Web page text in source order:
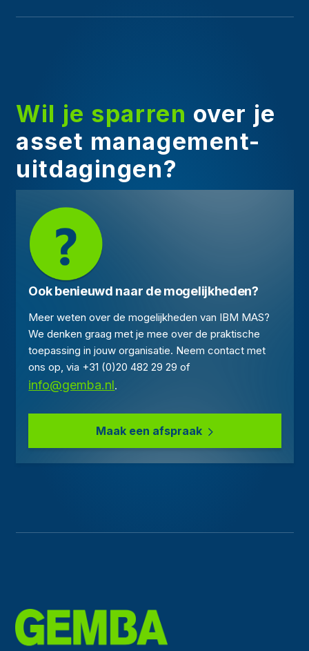
Wil je sparren over je
asset management-
uitdagingen?
Ook benieuwd naar de mogelijkheden?
Meer weten over de mogelijkheden van IBM MAS?
We denken graag met je mee over de praktische
toepassing in jouw organisatie. Neem contact met
ons op, via +31 (0)20 482 29 29 of
info@gemba.nl.
Maak een afspraak